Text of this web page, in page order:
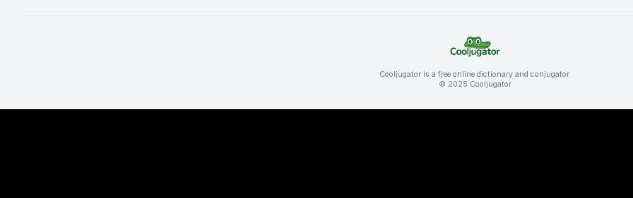
Cooljugator is a free online dictionary and conjugator.
© 2025 Cooljugator